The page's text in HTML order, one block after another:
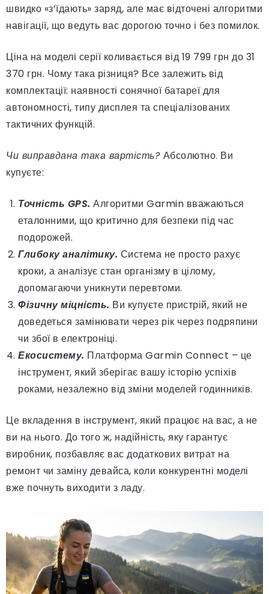
швидко «з’їдають» заряд, але має відточені алгоритми
навігації, що ведуть вас дорогою точно і без помилок.
Ціна на моделі серії коливається від 19 799 грн до 31
370 грн. Чому така різниця? Все залежить від
комплектації: наявності сонячної батареї для
автономності, типу дисплея та спеціалізованих
тактичних функцій.
Чи виправдана така вартість? Абсолютно. Ви
купуєте:
Точність GPS. Алгоритми Garmin вважаються
еталонними, що критично для безпеки під час
подорожей.
Глибоку аналітику. Система не просто рахує
кроки, а аналізує стан організму в цілому,
допомагаючи уникнути перевтоми.
Фізичну міцність. Ви купуєте пристрій, який не
доведеться замінювати через рік через подряпини
чи збої в електроніці.
Екосистему. Платформа Garmin Connect – це
інструмент, який зберігає вашу історію успіхів
роками, незалежно від зміни моделей годинників.
Це вкладення в інструмент, який працює на вас, а не
ви на нього. До того ж, надійність, яку гарантує
виробник, позбавляє вас додаткових витрат на
ремонт чи заміну девайса, коли конкурентні моделі
вже почнуть виходити з ладу.